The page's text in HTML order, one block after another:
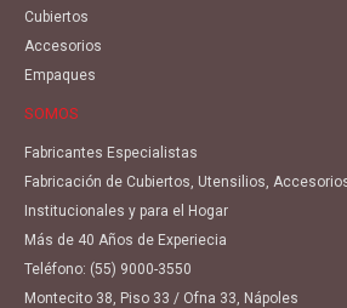
Cubiertos
Accesorios
Empaques
SOMOS
Fabricantes Especialistas
Fabricación de Cubiertos, Utensilios,
Institucionales y para el Hogar
Más de 40 Años de Experiecia
Teléfono: (55) 9000-3550
Montecito 38, Piso 33 / Ofna 33, Nápoles